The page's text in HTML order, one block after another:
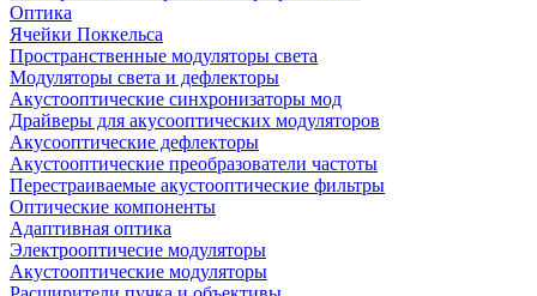
Оптика
Ячейки Поккельса
Пространственные модуляторы света
Модуляторы света и дефлекторы
Акустооптические синхронизаторы мод
Драйверы для акусооптических модуляторов
Акусооптические дефлекторы
Акустооптические преобразователи частоты
Перестраиваемые акустооптические фильтры
Оптические компоненты
Адаптивная оптика
Электрооптичесие модуляторы
Акустооптические модуляторы